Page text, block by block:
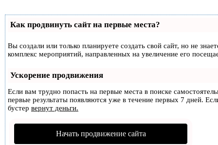
Как продвинуть сайт на первые места?
Вы создали или только планируете создать свой сайт, но не
комплекс мероприятий, направленных на увеличение его
Ускорение продвижения
Если вам трудно попасть на первые места в поиске
первые результаты появляются уже в течение первых 7 дней.
бустер вернут деньги.
Начать продвижение сайта